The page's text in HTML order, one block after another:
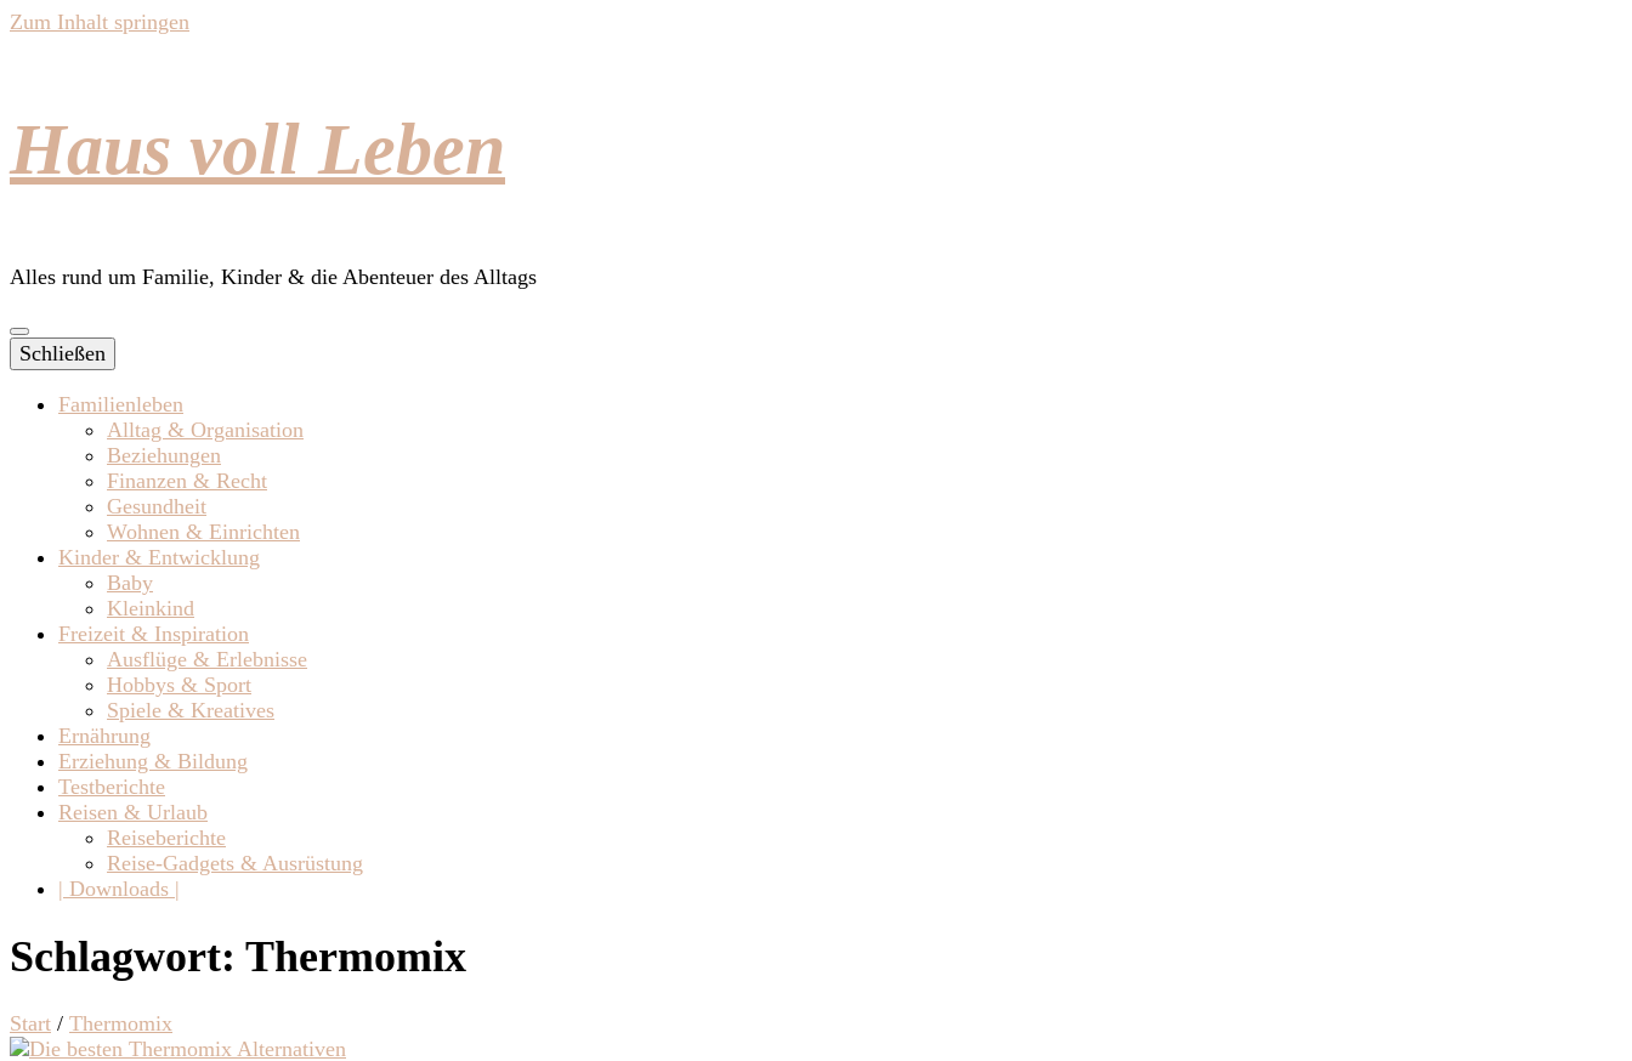
Zum Inhalt springen
Haus voll Leben
Alles rund um Familie, Kinder & die Abenteuer des Alltags
Schließen
Familienleben
Alltag & Organisation
Beziehungen
Finanzen & Recht
Gesundheit
Wohnen & Einrichten
Kinder & Entwicklung
Baby
Kleinkind
Freizeit & Inspiration
Ausflüge & Erlebnisse
Hobbys & Sport
Spiele & Kreatives
Ernährung
Erziehung & Bildung
Testberichte
Reisen & Urlaub
Reiseberichte
Reise-Gadgets & Ausrüstung
| Downloads |
Schlagwort: Thermomix
Start / Thermomix